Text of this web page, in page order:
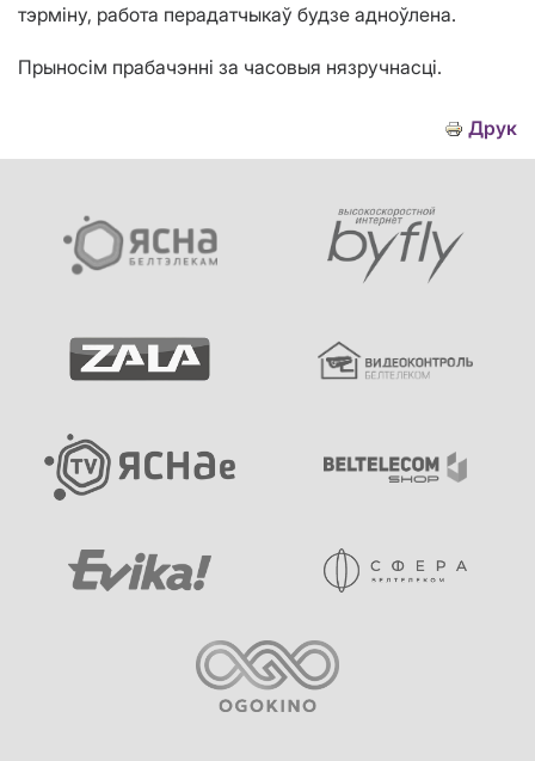
тэрміну, работа перадатчыкаў будзе адноўлена.
Прыносім прабачэнні за часовыя нязручнасці.
Друк